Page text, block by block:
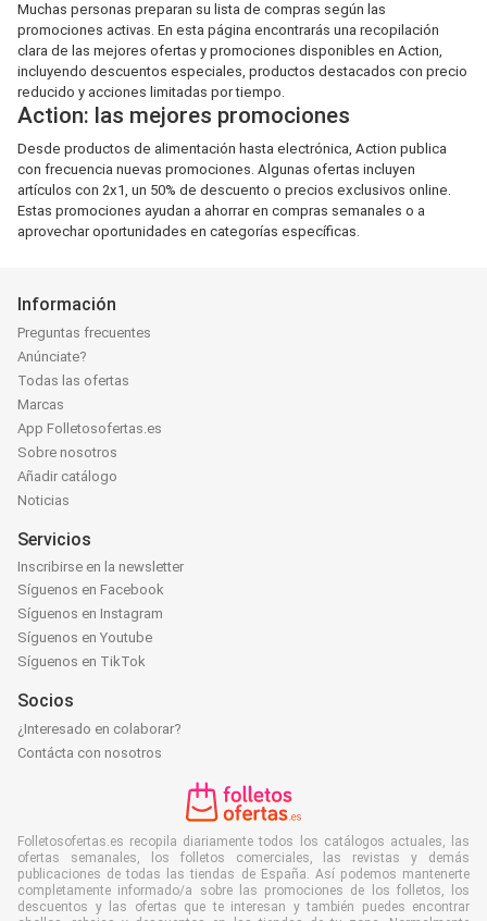
Muchas personas preparan su lista de compras según las
promociones activas. En esta página encontrarás una recopilación
clara de las mejores ofertas y promociones disponibles en Action,
incluyendo descuentos especiales, productos destacados con precio
reducido y acciones limitadas por tiempo.
Action: las mejores promociones
Desde productos de alimentación hasta electrónica, Action publica
con frecuencia nuevas promociones. Algunas ofertas incluyen
artículos con 2x1, un 50% de descuento o precios exclusivos online.
Estas promociones ayudan a ahorrar en compras semanales o a
aprovechar oportunidades en categorías específicas.
Información
Preguntas frecuentes
Anúnciate?
Todas las ofertas
Marcas
App Folletosofertas.es
Sobre nosotros
Añadir catálogo
Noticias
Servicios
Inscribirse en la newsletter
Síguenos en Facebook
Síguenos en Instagram
Síguenos en Youtube
Síguenos en TikTok
Socios
¿Interesado en colaborar?
Contácta con nosotros
Folletosofertas.es recopila diariamente todos los catálogos actuales, las
ofertas semanales, los folletos comerciales, las revistas y demás
publicaciones de todas las tiendas de España. Así podemos mantenerte
completamente informado/a sobre las promociones de los folletos, los
descuentos y las ofertas que te interesan y también puedes encontrar